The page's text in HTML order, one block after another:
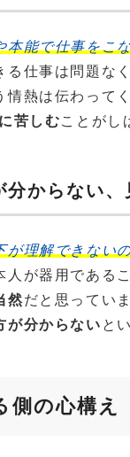
本能で仕事をこ
る仕事は問題な
情熱は伝わって
苦しむことがし
分からない、
が理解できない
人が器用である
然だと思ってい
が分からない と
側の心構え